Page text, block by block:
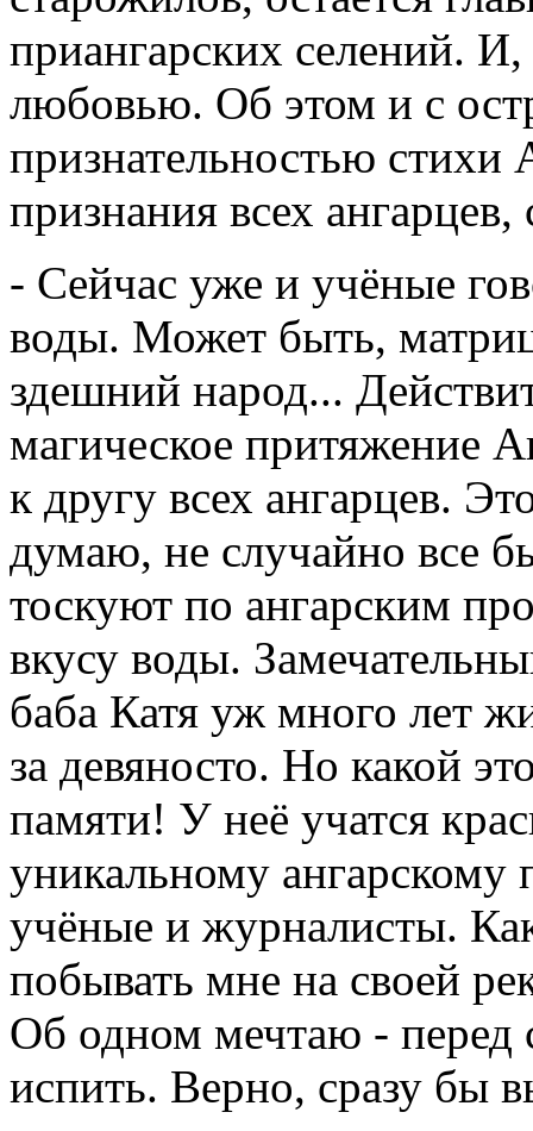
приангарских селений.
любовью. Об этом и с
признательностью стихи
признания всех ангарцев,
- Сейчас уже и учёные
воды. Может быть,
здешний народ...
магическое притяжение
к другу всех ангарцев.
думаю, не случайно все
тоскуют по ангарским
вкусу воды.
баба Катя уж много лет
за девяносто. Но какой
памяти! У неё учатся
уникальному ангарскому
учёные и журналисты.
побывать мне на своей
Об одном мечтаю - перед
испить. Верно, сразу бы